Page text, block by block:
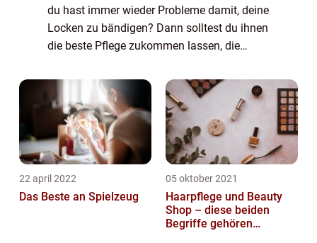
du hast immer wieder Probleme damit, deine
Locken zu bändigen? Dann solltest du ihnen
die beste Pflege zukommen lassen, die
du eine ausgezeichnete ...
22 april 2022
Das Beste an Spielzeug
05 oktober 2021
Haarpflege und Beauty
Shop – diese beiden
Begriffe gehören